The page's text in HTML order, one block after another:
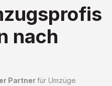
nach
Partnerfür Umzüge